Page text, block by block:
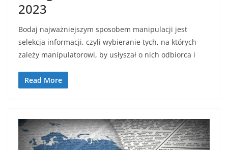
2023
Bodaj najważniejszym sposobem manipulacji jest
selekcja informacji, czyli wybieranie tych, na których
zależy manipulatorowi, by usłyszał o nich odbiorca i
Read More